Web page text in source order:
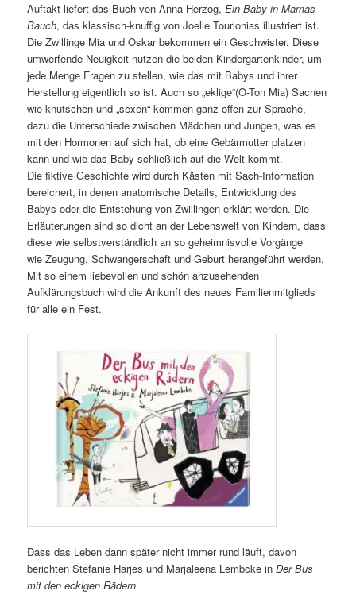
Auftakt liefert das Buch von Anna Herzog,Ein Baby in Mamas
Bauch, das klassisch-knuffig von Joelle Tourlonias illustriert ist.
Die Zwillinge Mia und Oskar bekommen ein Geschwister. Diese
umwerfende Neuigkeit nutzen die beiden Kindergartenkinder, um
jede Menge Fragen zu stellen, wie das mit Babys und ihrer
Herstellung eigentlich so ist. Auch so „eklige“(O-Ton Mia) Sachen
wie knutschen und „sexen“ kommen ganz offen zur Sprache,
dazu die Unterschiede zwischen Mädchen und Jungen, was es
mit den Hormonen auf sich hat, ob eine Gebärmutter platzen
kann und wie das Baby schließlich auf die Welt kommt.
Die fiktive Geschichte wird durch Kästen mit Sach-Information
bereichert, in denen anatomische Details, Entwicklung des
Babys oder die Entstehung von Zwillingen erklärt werden. Die
Erläuterungen sind so dicht an der Lebenswelt von Kindern, dass
diese wie selbstverständlich an so geheimnisvolle Vorgänge
wie Zeugung, Schwangerschaft und Geburt herangeführt werden.
Mit so einem liebevollen und schön anzusehenden
Aufklärungsbuch wird die Ankunft des neues Familienmitglieds
für alle ein Fest.
Dass das Leben dann später nicht immer rund läuft, davon
berichten Stefanie Harjes und Marjaleena Lembcke inDer Bus
mit den eckigen Rädern.